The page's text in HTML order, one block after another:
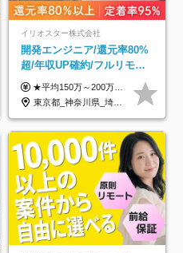
イリオスター株式会社
開発エンジニア/還元率80%
超/年収UP確約/フルリモ
OK/年休130日/平均残業7h/
約2万件の案件から選択
★平均150万～200万円年収UPを実現！ ★前職給与を100％保証！ ★案件内容の開示・明確な評価体制あり ⇒クライアント評価で即昇給を実現したケースも◎ ★年12回（毎月昇給チャンスあり） ■月給35万円～103万円 ※経験・能力・前職給与を考慮し、決定 ※上記給与には月30時間分(6万6500円以上)の固定残業代が含まれます。超過分は手当として別途支給します ※試用期間3ヶ月あり(期間中の給与・待遇面に差異はありません) ▼収入アップの実例をご紹介 ───────────── ★働き方改革をした30代男性（PG） 子どもが生まれたばかりなのに、忙しい現場で残業も月50～60時間が当たり前。 ⇒残業ほぼゼロ＆週3リモートの働き方に！しかも給与もアップ！ ★収入アップした30代男性（PM） 子供が3人いて家計も苦しく、残業代で稼ぐ日々… ⇒残業をたくさんしていた年収額より、100万円以上アップしました！
東京都_神奈川県_埼玉県_千葉県_大阪府_愛知県_北海道_青森県_岩手県_宮城県_秋田県_山形県_福島県_茨城県_栃木県_群馬県_新潟県_山梨県_長野県_富山県_石川県_福井県_静岡県_岐阜県_三重県_兵庫県_京都府_滋賀県_奈良県_和歌山県_広島県_岡山県_鳥取県_島根県_山口県_徳島県_香川県_愛媛県_高知県_福岡県_熊本県_佐賀県_長崎県_大分県_宮崎県_鹿児島県_沖縄県